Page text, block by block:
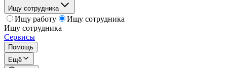
Ищу сотрудника
Ищу работу
Ищу сотрудника
Ищу сотрудника
Сервисы
Помощь
Ещё